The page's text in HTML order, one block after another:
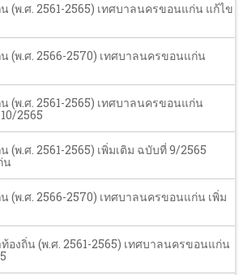
(พ.ศ. 2561-2565) เทศบาลนครขอนแก่น แก้ไข
(พ.ศ. 2566-2570) เทศบาลนครขอนแก่น
(พ.ศ. 2561-2565) เทศบาลนครขอนแก่น
2565
(พ.ศ. 2561-2565) เพิ่มเติม ฉบับที่ 9/2565
น
(พ.ศ. 2566-2570) เทศบาลนครขอนแก่น เพิ่ม
งถิ่น (พ.ศ. 2561-2565) เทศบาลนครขอนแก่น